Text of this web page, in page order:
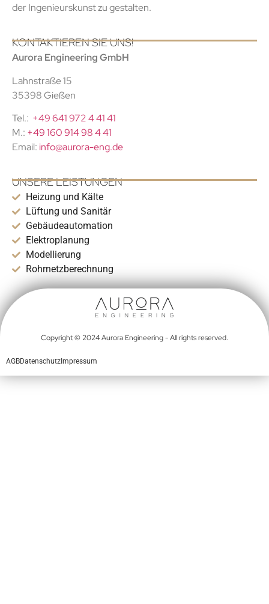
der Ingenieurskunst zu gestalten.
KONTAKTIEREN SIE UNS!
Aurora Engineering GmbH
Lahnstraße 15
35398 Gießen
Tel.: +49 641 972 4 41 41
M.: +49 160 914 98 4 41
Email: info@aurora-eng.de
UNSERE LEISTUNGEN
Heizung und Kälte
Lüftung und Sanitär
Gebäudeautomation
Elektroplanung
Modellierung
Rohrnetzberechnung
Copyright © 2024 Aurora Engineering - All rights reserved.
AGBDatenschutz Impressum